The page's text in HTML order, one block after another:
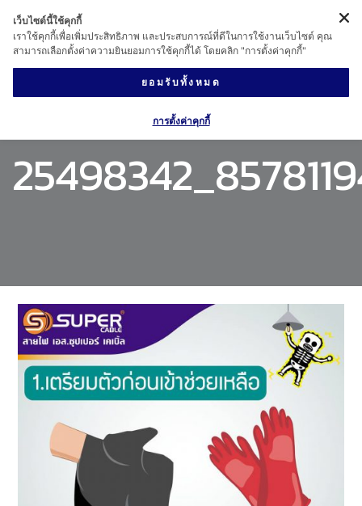
เว็บไซต์นี้ใช้คุกกี้
เราใช้คุกกี้เพื่อเพิ่มประสิทธิภาพ และประสบการณ์ที่ดีในการใช้งานเว็บไซต์ คุณ
สามารถเลือกตั้งค่าความยินยอมการใช้คุกกี้ได้ โดยคลิก "การตั้งค่าคุกกี้"
ยอมรับทั้งหมด
การตั้งค่าคุกกี้